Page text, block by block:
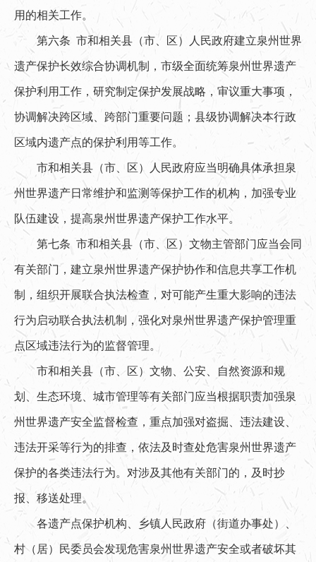
用的相关工作。
第六条 市和相关县（市、区）人民政府建立泉州世界
遗产保护长效综合协调机制，市级全面统筹泉州世界遗产
保护利用工作，研究制定保护发展战略，审议重大事项，
协调解决跨区域、跨部门重要问题；县级协调解决本行政
区域内遗产点的保护利用等工作。
市和相关县（市、区）人民政府应当明确具体承担泉
州世界遗产日常维护和监测等保护工作的机构，加强专业
队伍建设，提高泉州世界遗产保护工作水平。
第七条 市和相关县（市、区）文物主管部门应当会同
有关部门，建立泉州世界遗产保护协作和信息共享工作机
制，组织开展联合执法检查，对可能产生重大影响的违法
行为启动联合执法机制，强化对泉州世界遗产保护管理重
点区域违法行为的监督管理。
市和相关县（市、区）文物、公安、自然资源和规
划、生态环境、城市管理等有关部门应当根据职责加强泉
州世界遗产安全监督检查，重点加强对盗掘、违法建设、
违法开采等行为的排查，依法及时查处危害泉州世界遗产
保护的各类违法行为。对涉及其他有关部门的，及时抄
报、移送处理。
各遗产点保护机构、乡镇人民政府（街道办事处）、
村（居）民委员会发现危害泉州世界遗产安全或者破坏其